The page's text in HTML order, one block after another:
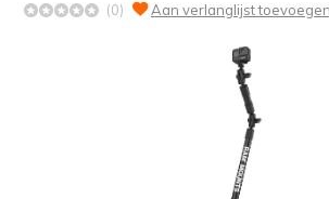
(0) Aan verlanglijst toevoegen